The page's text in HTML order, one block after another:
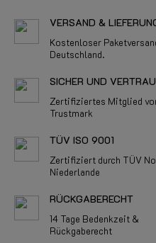
VERSAND &
Kostenloser
Deutschland.
SICHER UND
Zertifiziertes Mitglied
Trustmark
TÜV ISO 9001
Zertifiziert durch TÜV
Niederlande
RÜCKGABERECHT
14 Tage Bedenkzeit &
Rückgaberecht